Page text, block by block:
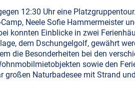
12:30 Uhr eine
Neele Sofie Hammermeister
konnten Einblicke in zwei
dem Dschungelgolf, gewährt
die Besonderheiten bei den
sowie den
großen Naturbadesee mit Strand